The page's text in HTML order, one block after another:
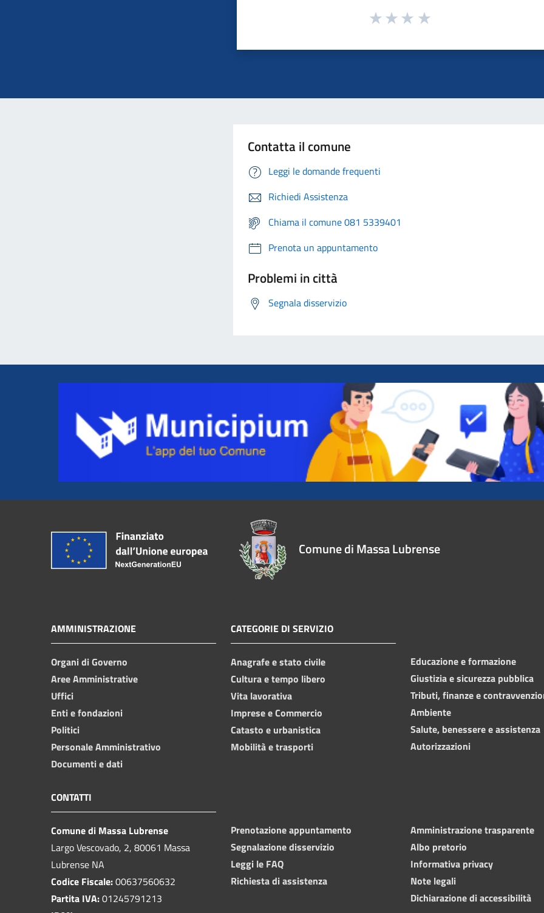
Contatta il comune
Leggi le domande frequenti
Richiedi Assistenza
Chiama il comune 081 5339401
Prenota un appuntamento
Problemi in città
Segnala disservizio
Comune di Massa Lubrense
AMMINISTRAZIONE
Organi di Governo
Aree Amministrative
Uffici
Enti e fondazioni
Politici
Personale Amministrativo
Documenti e dati
CATEGORIE DI SERVIZIO
Anagrafe e stato civile
Cultura e tempo libero
Vita lavorativa
Imprese e Commercio
Catasto e urbanistica
Mobilità e trasporti
Educazione e formazione
Giustizia e sicurezza pubblica
Tributi, finanze e
Ambiente
Salute, benessere e assistenza
Autorizzazioni
CONTATTI
Comune di Massa Lubrense
Largo Vescovado, 2, 80061 Massa
Lubrense NA
Codice Fiscale:00637560632
Partita IVA:01245791213
Prenotazione appuntamento
Segnalazione disservizio
Leggi le FAQ
Richiesta di assistenza
Amministrazione trasparente
Albo pretorio
Informativa privacy
Note legali
Dichiarazione di accessibilità